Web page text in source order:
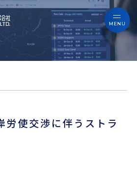
を知る
を知る
使交渉に伴うストラ